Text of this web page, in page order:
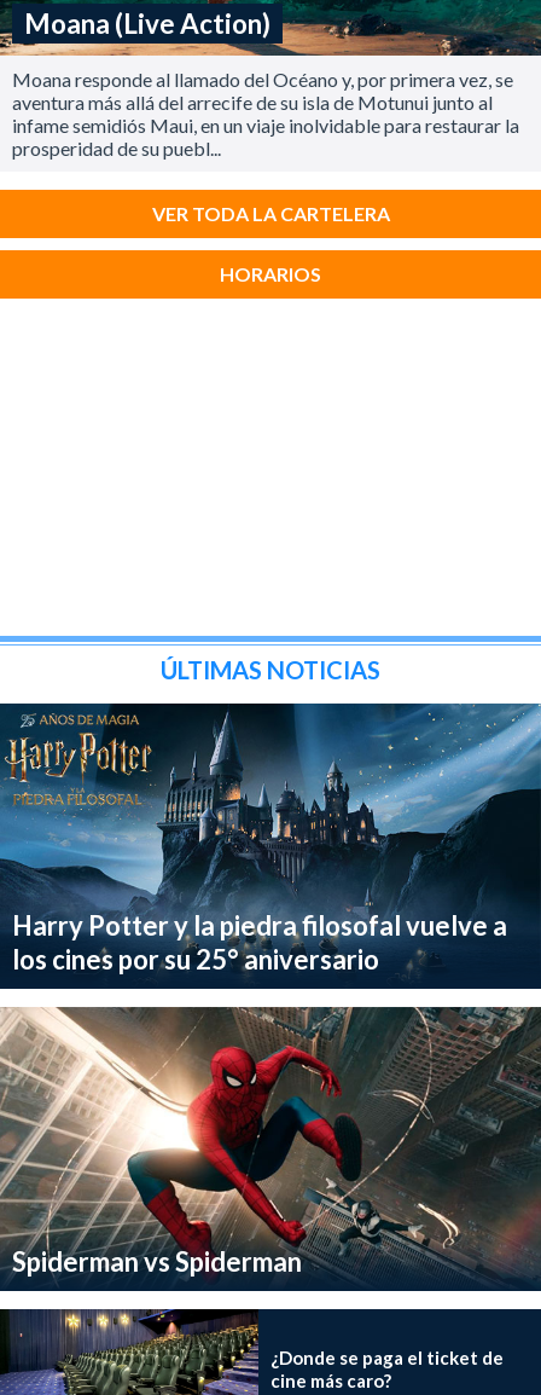
Moana (Live Action)
Moana responde al llamado del Océano y, por primera vez, se
aventura más allá del arrecife de su isla de Motunui junto al
infame semidiós Maui, en un viaje inolvidable para restaurar la
prosperidad de su puebl...
VER TODA LA CARTELERA
HORARIOS
ÚLTIMAS NOTICIAS
Harry Potter y la piedra filosofal vuelve a
los cines por su 25° aniversario
Spiderman vs Spiderman
¿Donde se paga el ticket de
cine más caro?